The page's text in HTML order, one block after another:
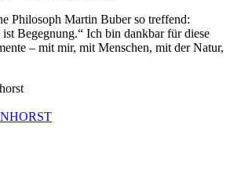
Philosoph Martin Buber so treffend:
Begegnung.“ Ich bin dankbar für diese
– mit mir, mit Menschen, mit der Natur,